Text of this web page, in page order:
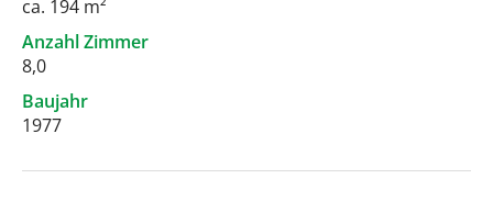
ca. 194 m²
Anzahl Zimmer
8,0
Baujahr
1977